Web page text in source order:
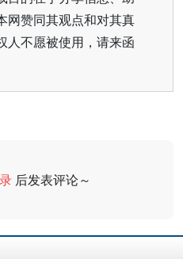
网赞同其观点和对其真
人不愿被使用，请来函
后发表评论～